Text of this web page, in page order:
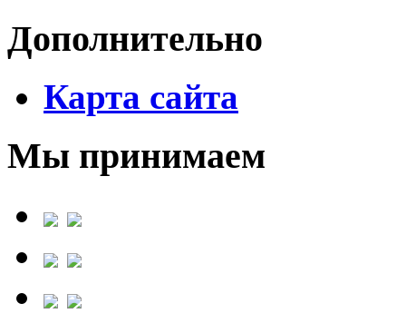
Дополнительно
Карта сайта
Мы принимаем